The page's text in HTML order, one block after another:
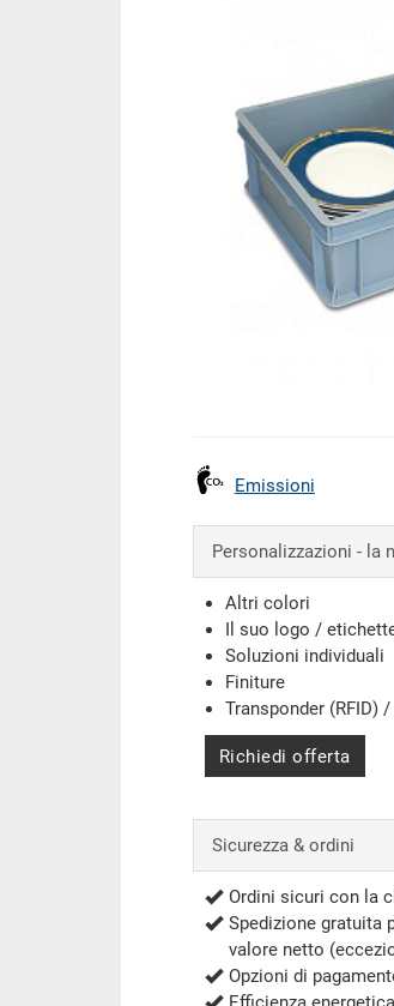
Emissioni
Personalizzazioni - la
Altri colori
Il suo logo /
Soluzioni individuali
Finiture
Transponder (RFID)
Richiedi offerta
Sicurezza & ordini
Ordini sicuri con la
Spedizione gratuita
valore netto
Opzioni di